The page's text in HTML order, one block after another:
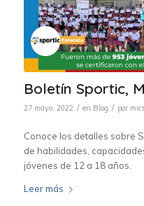
Boletín Sportic,
27 mayo, 2022 / en Blog / por
Conoce los detalles sobre
de habilidades,
jóvenes de 12 a 18 años.
Leer más